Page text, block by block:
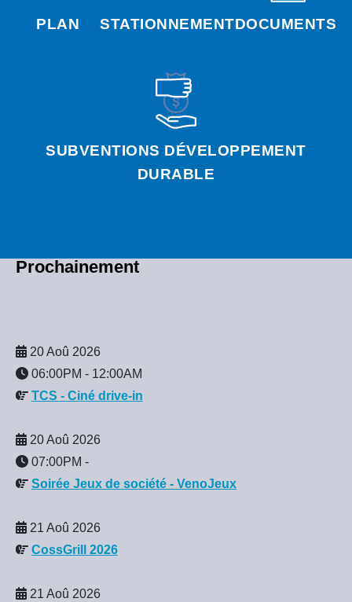
PLAN STATIONNEMENTDOCUMENTS
SUBVENTIONS DÉVELOPPEMENT
DURABLE
Prochainement
20 Aoû 2026
06:00PM - 12:00AM
TCS - Ciné drive-in
20 Aoû 2026
07:00PM -
Soirée Jeux de société - VenoJeux
21 Aoû 2026
CossGrill 2026
21 Aoû 2026